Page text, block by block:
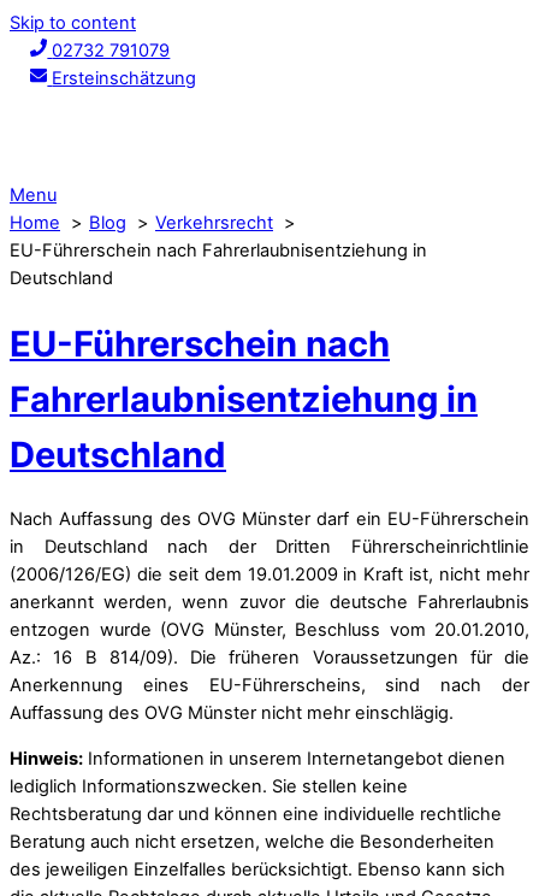
Skip to content
02732 791079
Ersteinschätzung
Menu
Home
Blog
Verkehrsrecht
EU-Führerschein nach Fahrerlaubnisentziehung in
Deutschland
EU-Führerschein nach
Fahrerlaubnisentziehung in
Deutschland
Nach Auffassung des OVG Münster darf ein EU-Führerschein
in Deutschland nach der Dritten Führerscheinrichtlinie
(2006/126/EG) die seit dem 19.01.2009 in Kraft ist, nicht mehr
anerkannt werden, wenn zuvor die deutsche Fahrerlaubnis
entzogen wurde (OVG Münster, Beschluss vom 20.01.2010,
Az.: 16 B 814/09). Die früheren Voraussetzungen für die
Anerkennung eines EU-Führerscheins, sind nach der
Auffassung des OVG Münster nicht mehr einschlägig.
Hinweis: Informationen in unserem Internetangebot dienen
lediglich Informationszwecken. Sie stellen keine
Rechtsberatung dar und können eine individuelle rechtliche
Beratung auch nicht ersetzen, welche die Besonderheiten
des jeweiligen Einzelfalles berücksichtigt. Ebenso kann sich